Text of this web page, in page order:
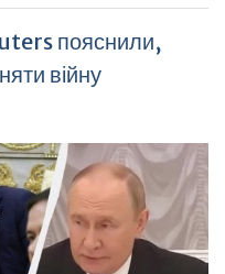
пояснили,
війну